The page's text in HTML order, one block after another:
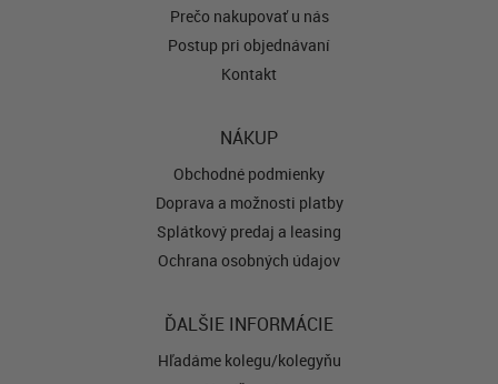
Prečo nakupovať u nás
Postup pri objednávaní
Kontakt
NÁKUP
Obchodné podmienky
Doprava a možnosti platby
Splátkový predaj a leasing
Ochrana osobných údajov
ĎALŠIE INFORMÁCIE
Hľadáme kolegu/kolegyňu